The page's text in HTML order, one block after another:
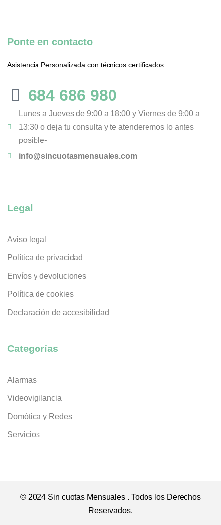
Ponte en contacto
Asistencia Personalizada con técnicos certificados
684 686 980
Lunes a Jueves de 9:00 a 18:00 y Viernes de 9:00 a
13:30 o deja tu consulta y te atenderemos lo antes
posible•
info@sincuotasmensuales.com
Legal
Aviso legal
Política de privacidad
Envíos y devoluciones
Política de cookies
Declaración de accesibilidad
Categorías
Alarmas
Videovigilancia
Domótica y Redes
Servicios
© 2024 Sin cuotas Mensuales . Todos los Derechos
Reservados.